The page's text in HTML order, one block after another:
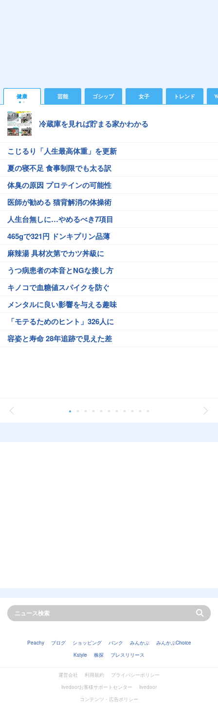
健康 芸能 ゴシップ 女子 トレンド
冷蔵庫を見れば貯まる家かわかる
こじるり「人生最高体重」を更新
夏の寝不足 食事制限でも太る訳
体臭の原因 プロテインの可能性
医師が勧める 猫背解消の体操術
人生台無しに…やめるべき7項目
465gで321円 ドンキプリン品薄
麻辣湯 具材次第でカツ丼級に
うつ病患者の本音とNGな接し方
キノコで血糖値スパイクを防ぐ
メンタルに良い影響を与える趣味
「モテるためのヒント」326人に
容姿と寿命 28年追跡で見えた差
Peachy ブログ ショッピング バンク みんかぶ
みんかぶChoice
Kstyle
株探 プレスリリース
運営会社 利用規約
プライバシーポリシー
livedoorお客様サポートセンター
livedoor
コンテンツ・広告ポリシー